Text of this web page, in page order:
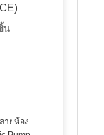
น
ายห้อง